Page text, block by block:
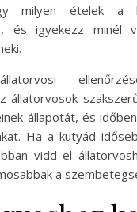
milyen ételek a
és igyekezz minél
állatorvosok
állapotát, és
Ha a kutyád
vidd el
a